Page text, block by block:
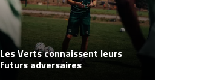
Les Verts connaissent leurs
futurs adversaires